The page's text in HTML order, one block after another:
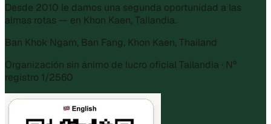
Desde 2010 le damos una segunda oportunidad a las
almas rotas — en Khon Kaen, Tailandia.
Ban Khok Ngam, Ban Fang, Khon Kaen, Thailand
Organización sin ánimo de lucro oficial Tailandia · Nº
registro 1/2560